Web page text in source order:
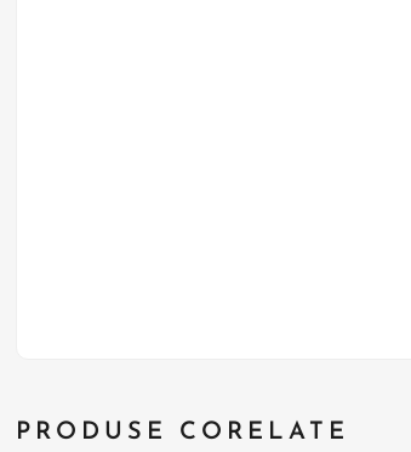
PRODUSE CORELATE